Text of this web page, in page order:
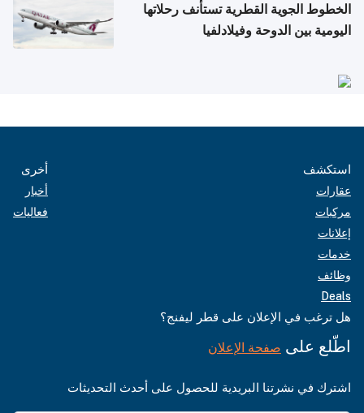
الخطوط الجوية القطرية تستأنف رحلاتها
اليومية بين الدوحة وفيلادلفيا
استكشف
عقارات
مركبات
إعلانات
خدمات
وظائف
Deals
أخرى
أخبار
فعاليات
هل ترغب في الإعلان على قطر ليفنج؟
اطّلع على صفحة الإعلان
اشترك في نشرتنا البريدية للحصول على أحدث التحديثات